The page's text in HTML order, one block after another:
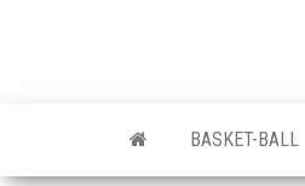
BASKET-BALL